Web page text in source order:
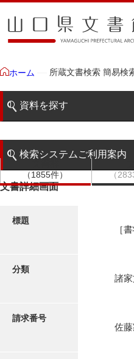
ホーム 所蔵文書検索 簡易検
資料を探す
階層検索
写真・絵はがき
近代刊行写真帳類
検索システムご利用案内
検索システムの利用について
（1855件）
（
文書詳細画面
標題
［
分類
諸
請求番号
佐